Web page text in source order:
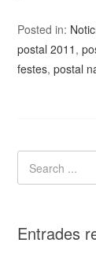
Posted in:
postal 2011 ,
festes,postal
Entrades